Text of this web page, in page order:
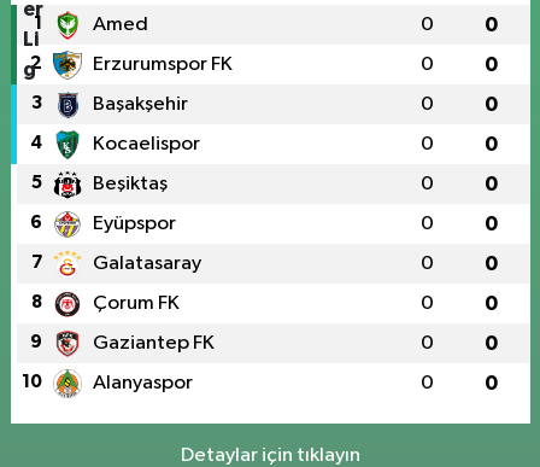
1 Amed 0 0
2 Erzurumspor FK 0 0
3 Başakşehir 0 0
4 Kocaelispor 0 0
5 Beşiktaş 0 0
6 Eyüpspor 0 0
7 Galatasaray 0 0
8 Çorum FK 0 0
9 Gaziantep FK 0 0
10 Alanyaspor 0 0
Detaylar için tıklayın